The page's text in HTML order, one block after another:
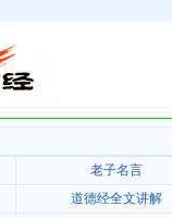
老子名言
道德经全文讲解